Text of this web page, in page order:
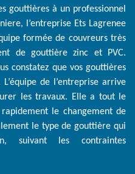
gouttières à un professionnel
l’entreprise Ets Lagrenee
formée de couvreurs très
de gouttière zinc et PVC.
constatez que vos gouttières
de l’entreprise arrive
les travaux. Elle a tout le
le changement de
le type de gouttière qui
suivant les contraintes